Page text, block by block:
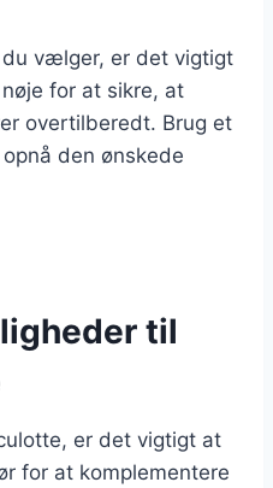
vælger, er det vigtigt
for at sikre, at
overtilberedt. Brug et
den ønskede
til
er det vigtigt at
for at komplementere